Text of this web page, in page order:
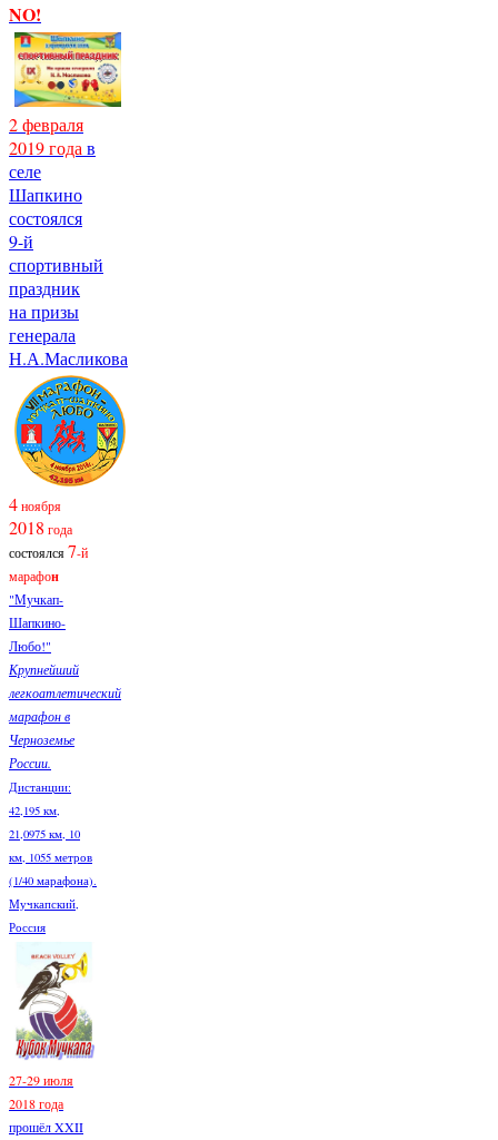
NO!
2 февраля
2019 годав
селе
Шапкино
состоялся
9-й
спортивный
праздник
на призы
генерала
Н.А.Масликова
4ноября
2018 года
состоялся7-й
марафон
"Мучкап-
Шапкино-
Любо!"
Крупнейший
легкоатлетический
марафон в
Черноземье
России.
Дистанции:
42,195 км,
21,0975 км, 10
км, 1055 метров
(1/40 марафона).
Мучкапский,
Россия
27-29 июля
2018 года
прошёл XXII